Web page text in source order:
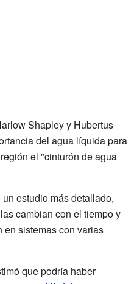
Shapley y Hubertus
del agua líquida para
el "cinturón de agua
estudio más detallado,
cambian con el tiempo y
en sistemas con varias
que podría haber